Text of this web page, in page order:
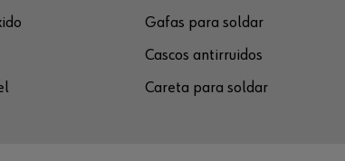
Gafas para soldar
Cascos antirruidos
Careta para soldar